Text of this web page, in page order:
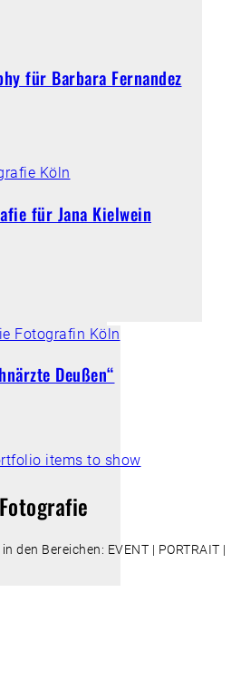
für Barbara Fernandez
für Jana Kielwein
Deußen“
items to show
den Bereichen: EVENT | PORTRAIT |